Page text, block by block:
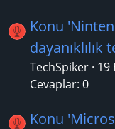
Konu
TechSpiker 19
Cevaplar: 0
Konu